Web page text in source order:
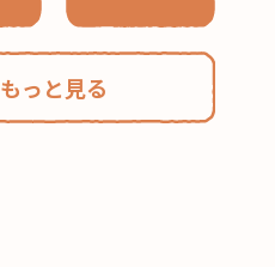
もっと見る